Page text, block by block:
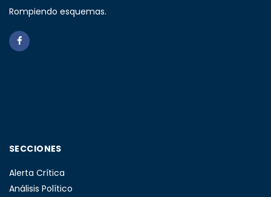
Rompiendo esquemas.
SECCIONES
Alerta Crítica
Análisis Político